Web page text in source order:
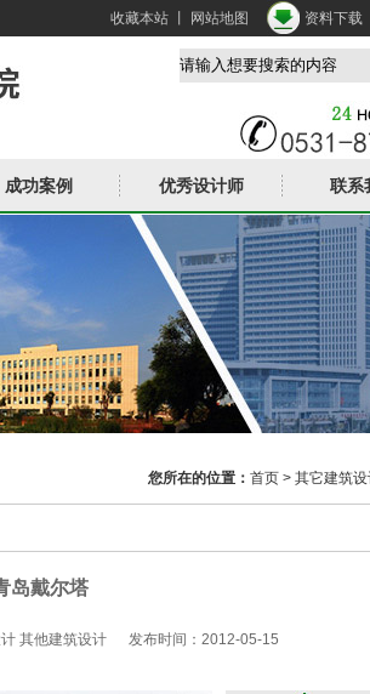
资料下载
收藏本站 网站地图
成功案例 优秀设计师 联系
您所在的位置： 首页 > 其它建筑
岛戴尔塔
其他建筑设计 发布时间：2012-05-15